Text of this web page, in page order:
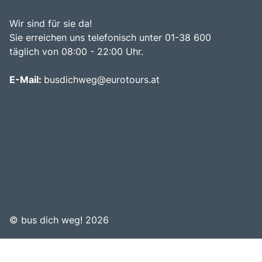
Wir sind für sie da!
Sie erreichen uns telefonisch unter 01-38 600
täglich von 08:00 - 22:00 Uhr.
E-Mail: busdichweg@eurotours.at
© bus dich weg! 2026